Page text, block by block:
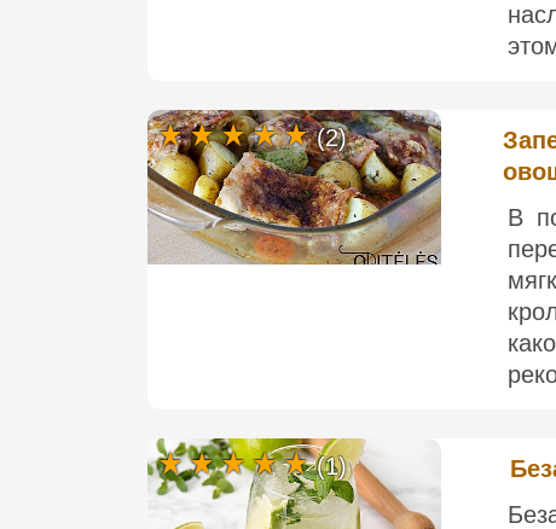
В
(2)
(1)